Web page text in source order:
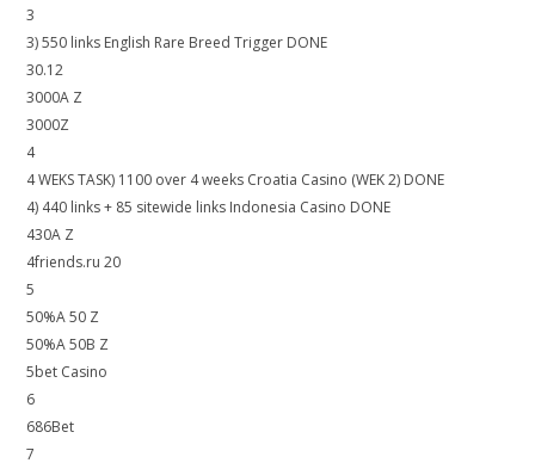
3
3) 550 links English Rare Breed Trigger DONE
30.12
3000A Z
3000Z
4
4 WEKS TASK) 1100 over 4 weeks Croatia Casino (WEK 2) DONE
4) 440 links + 85 sitewide links Indonesia Casino DONE
430A Z
4friends.ru 20
5
50%A 50 Z
50%A 50B Z
5bet Casino
6
686Bet
7